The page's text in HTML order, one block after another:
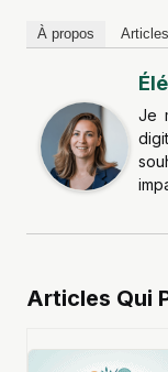
À propos
Je
Articles Qui